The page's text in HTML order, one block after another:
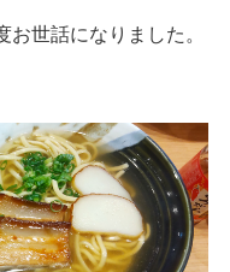
世話になりました。